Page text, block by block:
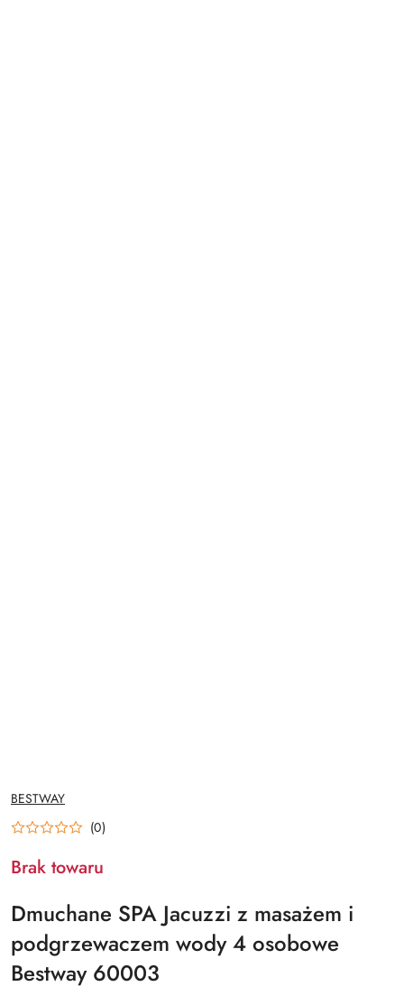
NAZWA
PRODUCENTA:
BESTWAY
(0)
Brak towaru
Dmuchane SPA Jacuzzi z masażem i
podgrzewaczem wody 4 osobowe
Bestway 60003